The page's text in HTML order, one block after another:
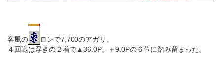
客風の
ロンで7,700のアガリ。
４回戦は浮きの２着で▲36.0P。＋9.0Pの６位に踏み留まった。